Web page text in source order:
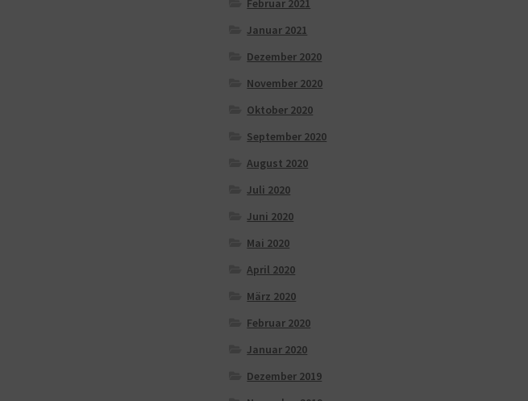
Januar 2021
Dezember 2020
November 2020
Oktober 2020
September 2020
August 2020
Juli 2020
Juni 2020
Mai 2020
April 2020
März 2020
Februar 2020
Januar 2020
Dezember 2019